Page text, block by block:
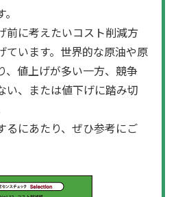
前に考えたいコスト削減方
ています。世界的な原油や原
、値上げが多い一方、競争
い、または値下げに踏み切
るにあたり、ぜひ参考にご